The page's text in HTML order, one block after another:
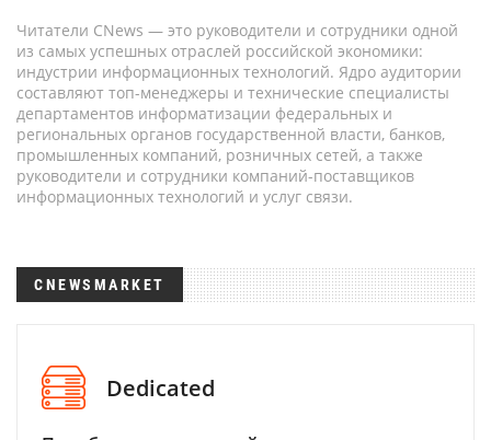
Читатели CNews — это руководители и сотрудники одной
из самых успешных отраслей российской экономики:
индустрии информационных технологий. Ядро аудитории
составляют топ-менеджеры и технические специалисты
департаментов информатизации федеральных и
региональных органов государственной власти, банков,
промышленных компаний, розничных сетей, а также
руководители и сотрудники компаний-поставщиков
информационных технологий и услуг связи.
CNEWSMARKET
Dedicated